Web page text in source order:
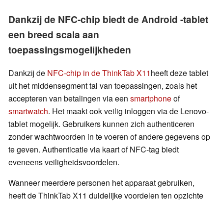
Dankzij de NFC-chip biedt de Android -tablet
een breed scala aan
toepassingsmogelijkheden
Dankzij de NFC-chip in de ThinkTab X11heeft deze tablet
uit het middensegment tal van toepassingen, zoals het
accepteren van betalingen via een smartphoneof
smartwatch. Het maakt ook veilig inloggen via de Lenovo-
tablet mogelijk. Gebruikers kunnen zich authenticeren
zonder wachtwoorden in te voeren of andere gegevens op
te geven. Authenticatie via kaart of NFC-tag biedt
eveneens veiligheidsvoordelen.
Wanneer meerdere personen het apparaat gebruiken,
heeft de ThinkTab X11 duidelijke voordelen ten opzichte